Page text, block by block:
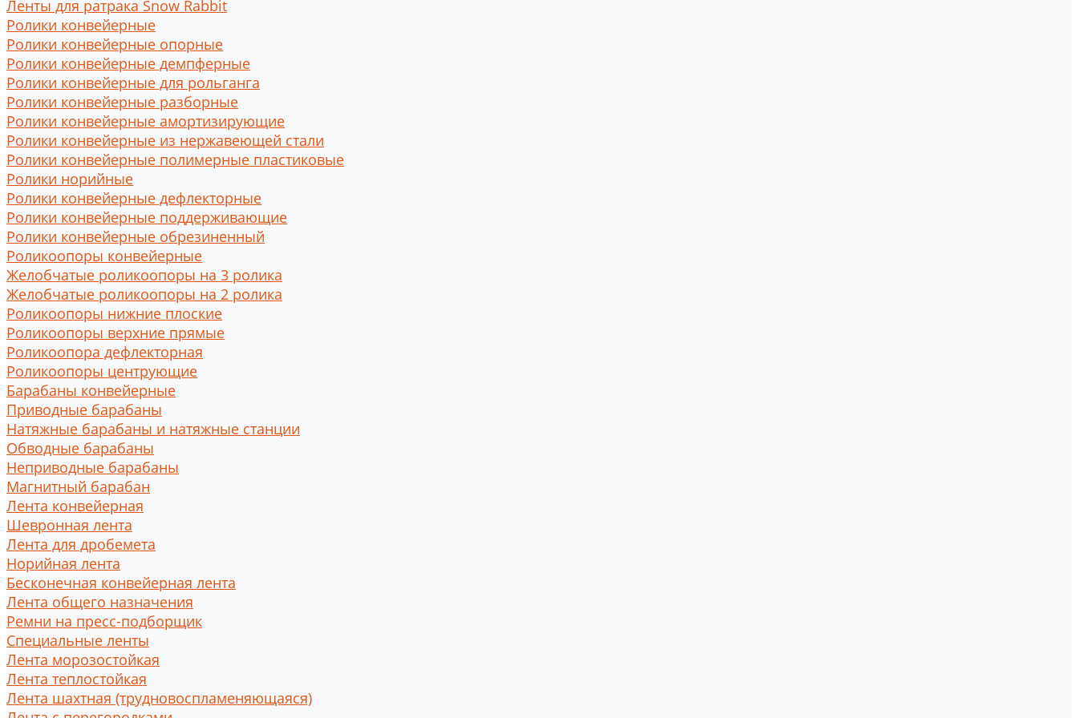
Ленты для ратрака Snow Rabbit
Ролики конвейерные
Ролики конвейерные опорные
Ролики конвейерные демпферные
Ролики конвейерные для рольганга
Ролики конвейерные разборные
Ролики конвейерные амортизирующие
Ролики конвейерные из нержавеющей стали
Ролики конвейерные полимерные пластиковые
Ролики норийные
Ролики конвейерные дефлекторные
Ролики конвейерные поддерживающие
Ролики конвейерные обрезиненный
Роликоопоры конвейерные
Желобчатые роликоопоры на 3 ролика
Желобчатые роликоопоры на 2 ролика
Роликоопоры нижние плоские
Роликоопоры верхние прямые
Роликоопора дефлекторная
Роликоопоры центрующие
Барабаны конвейерные
Приводные барабаны
Натяжные барабаны и натяжные станции
Обводные барабаны
Неприводные барабаны
Магнитный барабан
Лента конвейерная
Шевронная лента
Лента для дробемета
Норийная лента
Бесконечная конвейерная лента
Лента общего назначения
Ремни на пресс-подборщик
Специальные ленты
Лента морозостойкая
Лента теплостойкая
Лента шахтная (трудновоспламеняющаяся)